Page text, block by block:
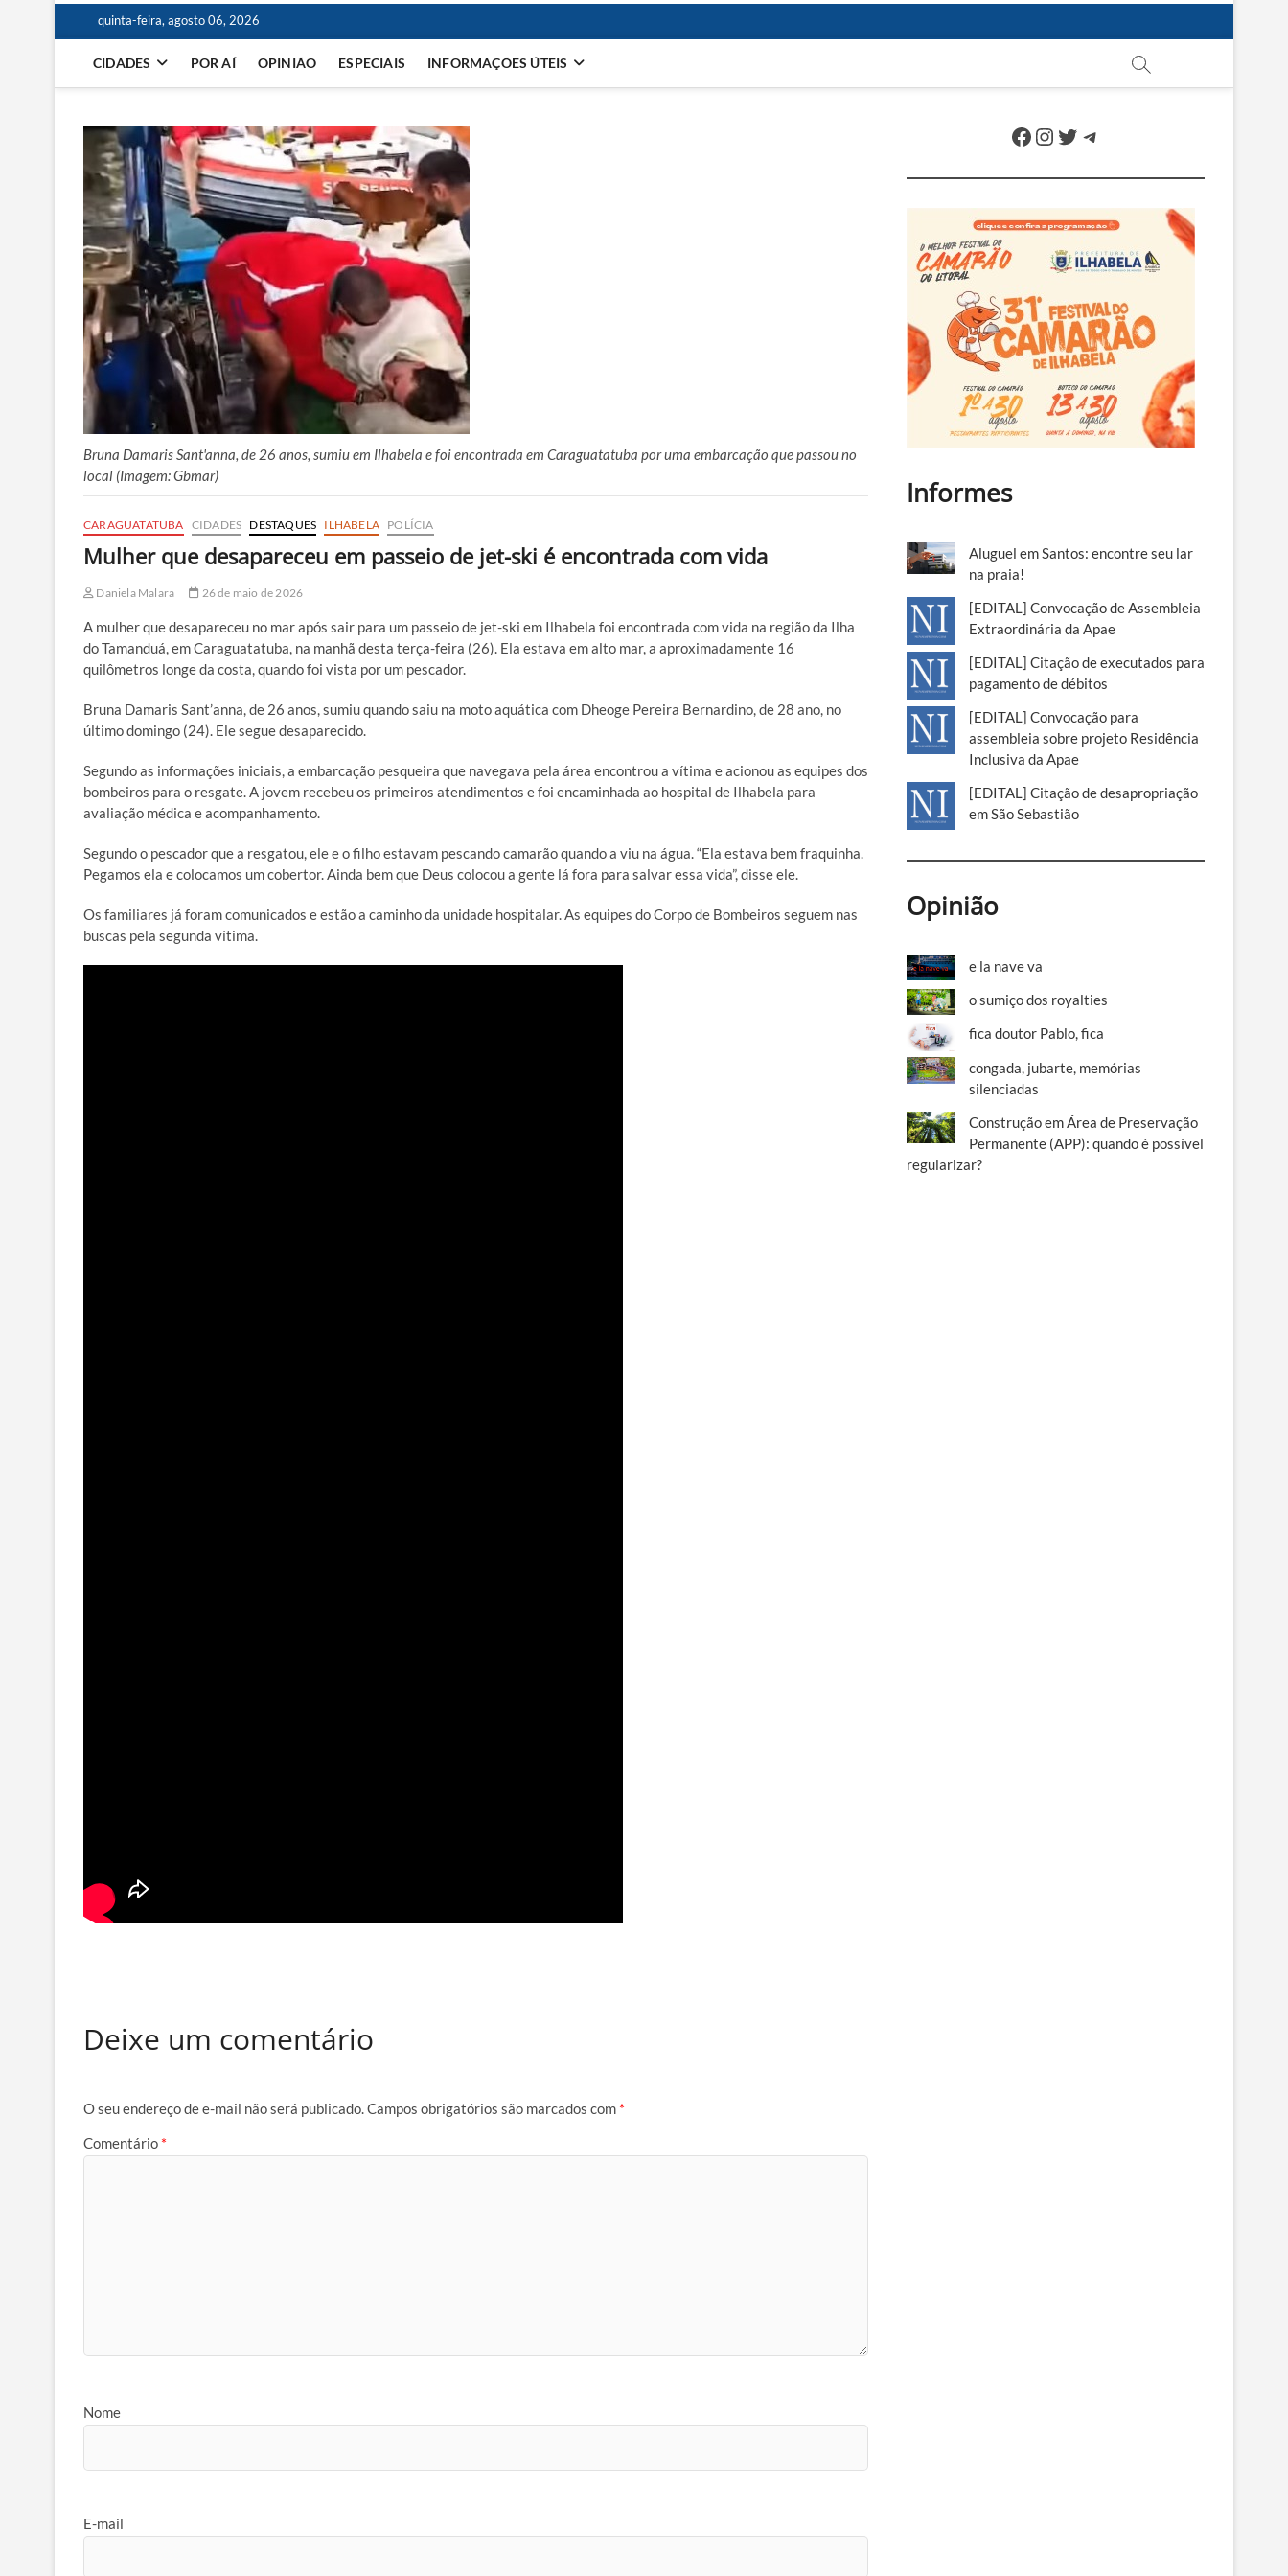
quinta-feira, agosto 06, 2026
CIDADES POR AÍ OPINIÃO ESPECIAIS INFORMAÇÕES ÚTEIS
Bruna Damaris Sant'anna, de 26 anos, sumiu em Ilhabela e foi encontrada em Caraguatatuba por uma embarcação que passou no
local (Imagem: Gbmar)
CARAGUATATUBA CIDADES DESTAQUES ILHABELA POLÍCIA
Mulher que desapareceu em passeio de jet-ski é encontrada com vida
Daniela Malara 26 de maio de 2026
A mulher que desapareceu no mar após sair para um passeio de jet-ski em Ilhabela foi encontrada com vida na região da Ilha
do Tamanduá, em Caraguatatuba, na manhã desta terça-feira (26). Ela estava em alto mar, a aproximadamente 16
quilômetros longe da costa, quando foi vista por um pescador.
Bruna Damaris Sant’anna, de 26 anos, sumiu quando saiu na moto aquática com Dheoge Pereira Bernardino, de 28 ano, no
último domingo (24). Ele segue desaparecido.
Segundo as informações iniciais, a embarcação pesqueira que navegava pela área encontrou a vítima e acionou as equipes dos
bombeiros para o resgate. A jovem recebeu os primeiros atendimentos e foi encaminhada ao hospital de Ilhabela para
avaliação médica e acompanhamento.
Segundo o pescador que a resgatou, ele e o filho estavam pescando camarão quando a viu na água. “Ela estava bem fraquinha.
Pegamos ela e colocamos um cobertor. Ainda bem que Deus colocou a gente lá fora para salvar essa vida”, disse ele.
Os familiares já foram comunicados e estão a caminho da unidade hospitalar. As equipes do Corpo de Bombeiros seguem nas
buscas pela segunda vítima.
Deixe um comentário
O seu endereço de e-mail não será publicado.Campos obrigatórios são marcados com *
Comentário *
Nome
E-mail
Facebook
Instagram
Twitter
Telegram
Informes
Aluguel em Santos: encontre seu lar
na praia!
[EDITAL] Convocação de Assembleia
Extraordinária da Apae
[EDITAL] Citação de executados para
pagamento de débitos
[EDITAL] Convocação para
assembleia sobre projeto Residência
Inclusiva da Apae
[EDITAL] Citação de desapropriação
em São Sebastião
Opinião
e la nave va
o sumiço dos royalties
fica doutor Pablo, fica
congada, jubarte, memórias
silenciadas
Construção em Área de Preservação
Permanente (APP): quando é possível
regularizar?